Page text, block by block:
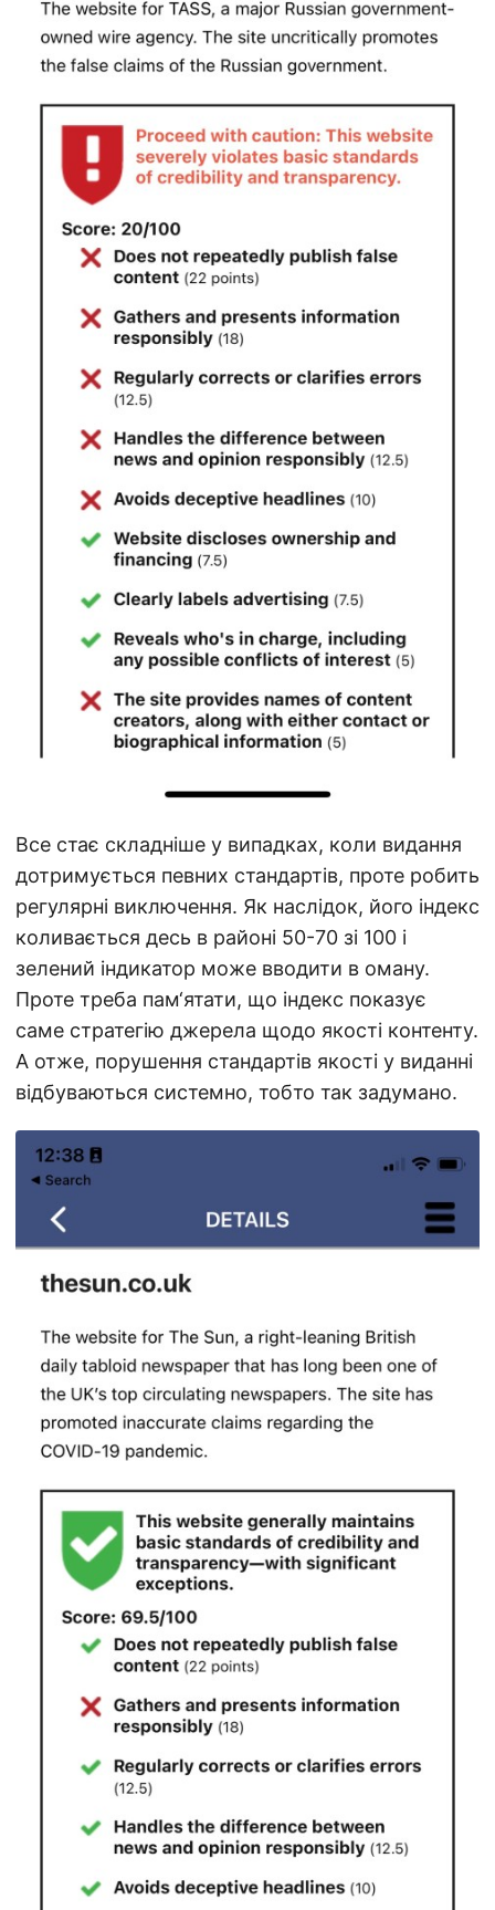
Все стає складніше у випадках, коли видання
дотримується певних стандартів, проте робить
регулярні виключення. Як наслідок, його індекс
коливається десь в районі 50-70 зі 100 і
зелений індикатор може вводити в оману.
Проте треба пам‘ятати, що індекс показує
саме стратегію джерела щодо якості контенту.
А отже, порушення стандартів якості у виданні
відбуваються системно, тобто так задумано.